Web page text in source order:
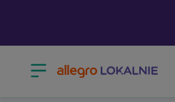
Otwórz menu z kategoriami